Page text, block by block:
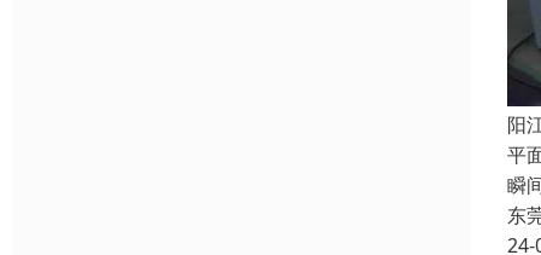
阳
平
瞬
东
24-